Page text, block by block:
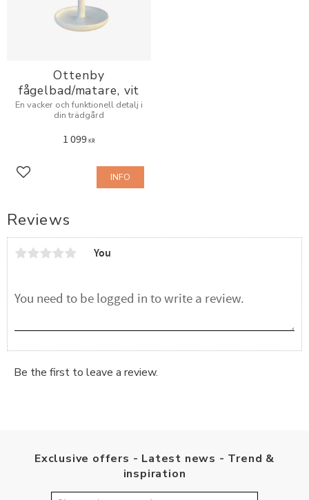
Reviews
You
Be the first to leave a review.
Ottenby
fågelbad/matare, vit
En vacker och funktionell detalj i
din trädgård
1 099KR
Add to favorites INFO
Exclusive offers - Latest news - Trend &
inspiration